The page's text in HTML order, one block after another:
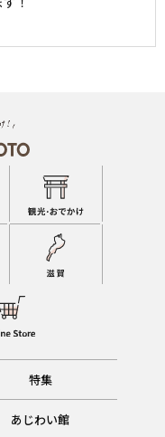
特集
あじわい館